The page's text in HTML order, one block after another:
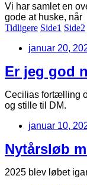
Vi har samlet en
gode at huske, når
Tidligere Side1 Side2
januar 20,
Er jeg god
Cecilias fortælling
og stille til DM.
januar 10,
Nytårsløb
2025 blev løbet